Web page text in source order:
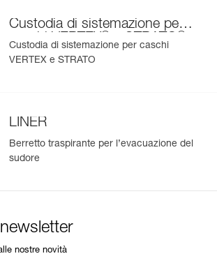
Custodia di sistemazione per
caschi VERTEX
e STRATO
Custodia di sistemazione per caschi
VERTEX e STRATO
LINER
Berretto traspirante per l’evacuazione del
sudore
nostre novità